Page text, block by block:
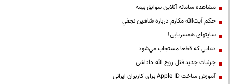
مشاهده سامانه آنلاين سوابق بیمه
حكم آيت‌الله مكارم درباره شاهين نجفي
سایتهای همسریابی!
دعايي كه قطعا مستجاب مي‌شود
جزئیات جدید قتل روح الله داداشی
آموزش ساخت Apple ID برای کاربران ایرانی